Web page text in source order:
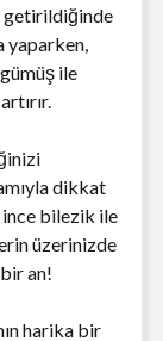
getirildiğinde
yaparken,
ile
dikkat
bilezik ile
üzerinizde
an!
harika bir